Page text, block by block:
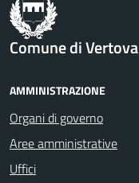
Comune di Vertova
AMMINISTRAZIONE
Organi di governo
Aree amministrative
Uffici